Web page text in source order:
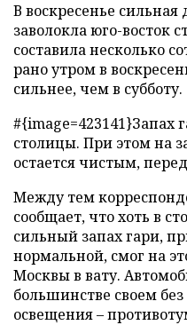
В воскресенье
заволокла юго-восток
составила несколько
рано утром в
сильнее, чем в субботу.
#{image=423141}Запах
столицы. При этом на
остается чистым,
Между тем
сообщает, что хоть в
сильный запах гари,
нормальной, смог на
Москвы в вату.
большинстве своем
освещения –